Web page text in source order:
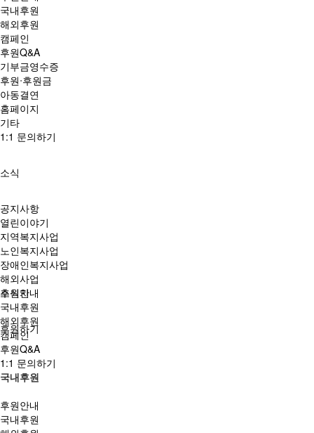
국내후원
해외후원
캠페인
후원Q&A
기부금영수증
후원ᐧ후원금
아동결연
홈페이지
기타
1:1 문의하기
소식
공지사항
열린이야기
지역복지사업
노인복지사업
장애인복지사업
해외사업
소식지
후원하기
후원안내
국내후원
해외후원
캠페인
후원Q&A
1:1 문의하기
국내후원
후원안내
국내후원